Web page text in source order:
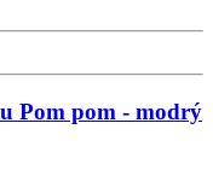
Pom pom - modrý